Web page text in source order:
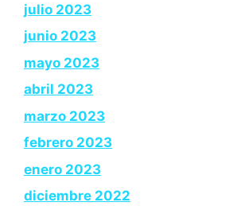
julio 2023
junio 2023
mayo 2023
abril 2023
marzo 2023
febrero 2023
enero 2023
diciembre 2022